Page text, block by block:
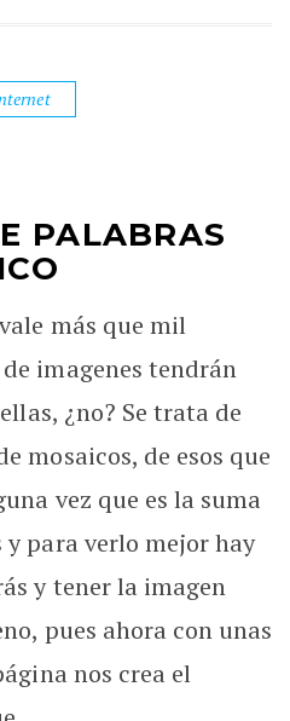
PALABRAS
más que mil
imagenes tendrán
¿no? Se trata de
mosaicos, de esos que
vez que es la suma
y para verlo mejor hay
y tener la imagen
pues ahora con unas
nos crea el